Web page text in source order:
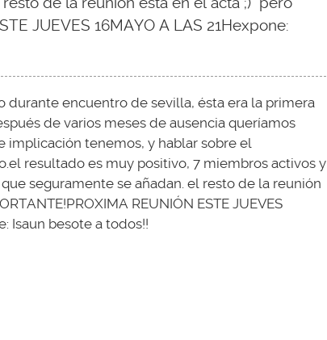
JUEVES 16MAYO A LAS 21Hexpone:
durante encuentro de sevilla, ésta era la primera
de varios meses de ausencia queríamos
implicación tenemos, y hablar sobre el
resultado es muy positivo, 7 miembros activos y
seguramente se añadan. el resto de la reunión
REUNIÓN ESTE JUEVES
Isaun besote a todos!!